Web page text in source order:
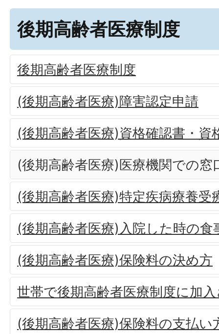
後期高齢者医療制度
後期高齢者医療制度
(後期高齢者医療)障害認定申請
(後期高齢者医療)資格確認書・資
(後期高齢者医療)医療機関での窓
(後期高齢者医療)特定疾病療養受
(後期高齢者医療)入院した時の食
(後期高齢者医療)保険料の決め方
世帯で後期高齢者医療制度に加
(後期高齢者医療)保険料の支払い